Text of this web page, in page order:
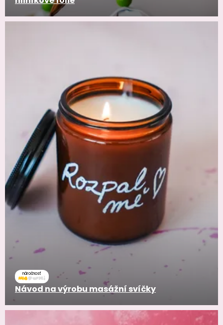
náročnosť
Návod na výrobu masážní svíčky